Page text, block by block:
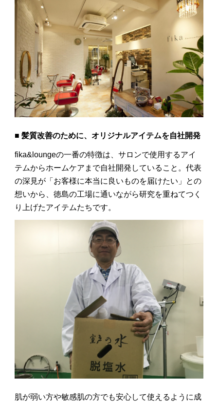
■ 髪質改善のために、オリジナルアイテムを自社開発
fika&loungeの一番の特徴は、サロンで使用するアイ
テムからホームケアまで自社開発していること。代表
の深見が「お客様に本当に良いものを届けたい」との
想いから、徳島の工場に通いながら研究を重ねてつく
り上げたアイテムたちです。
肌が弱い方や敏感肌の方でも安心して使えるように成